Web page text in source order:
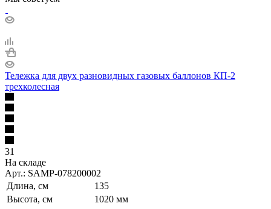
Тележка для двух разновидных газовых баллонов КП-2
трехколесная
31
На складе
Арт.: SAMP-078200002
Длина, см
135
Высота, см
1020 мм